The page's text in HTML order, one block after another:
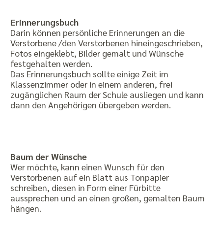
Erinnerungsbuch
Darin können persönliche Erinnerungen an die
Verstorbene /den Verstorbenen hineingeschrieben,
Fotos eingeklebt, Bilder gemalt und Wünsche
festgehalten werden.
Das Erinnerungsbuch sollte einige Zeit im
Klassenzimmer oder in einem anderen, frei
zugänglichen Raum der Schule ausliegen und kann
dann den Angehörigen übergeben werden.
Baum der Wünsche
Wer möchte, kann einen Wunsch für den
Verstorbenen auf ein Blatt aus Tonpapier
schreiben, diesen in Form einer Fürbitte
aussprechen und an einen großen, gemalten Baum
hängen.